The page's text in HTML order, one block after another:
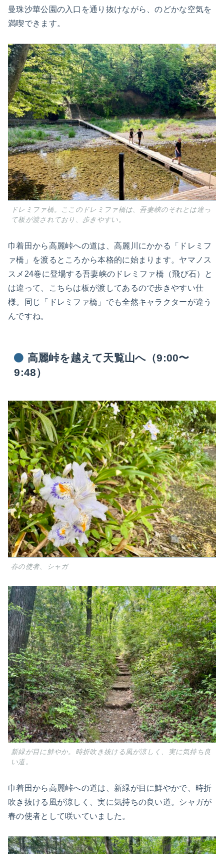
曼珠沙華公園の入口を通り抜けながら、のどかな空気を
満喫できます。
ドレミファ橋。ここのドレミファ橋は、吾妻峡のそれとは違っ
て板が渡されており、歩きやすい。
巾着田から高麗峠への道は、高麗川にかかる「ドレミフ
ァ橋」を渡るところから本格的に始まります。ヤマノス
スメ24巻に登場する吾妻峡のドレミファ橋（飛び石）と
は違って、こちらは板が渡してあるので歩きやすい仕
様。同じ「ドレミファ橋」でも全然キャラクターが違う
んですね。
高麗峠を越えて天覧山へ（9:00〜
9:48）
春の使者、シャガ
新緑が目に鮮やか。時折吹き抜ける風が涼しく、実に気持ち良
い道。
巾着田から高麗峠への道は、新緑が目に鮮やかで、時折
吹き抜ける風が涼しく、実に気持ちの良い道。シャガが
春の使者として咲いていました。